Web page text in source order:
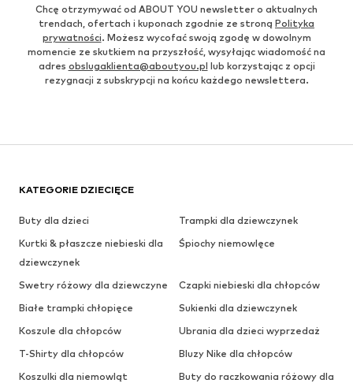
Chcę otrzymywać od ABOUT YOU newsletter o aktualnych
trendach, ofertach i kuponach zgodnie ze stroną Polityka
prywatności. Możesz wycofać swoją zgodę w dowolnym
momencie ze skutkiem na przyszłość, wysyłając wiadomość na
adres obslugaklienta@aboutyou.pl lub korzystając z opcji
rezygnacji z subskrypcji na końcu każdego newslettera.
KATEGORIE DZIECIĘCE
Buty dla dzieci
Trampki dla dziewczynek
Kurtki & płaszcze niebieski dla
dziewczynek
Śpiochy niemowlęce
Swetry różowy dla dziewczyne
Czapki niebieski dla chłopców
Białe trampki chłopięce
Sukienki dla dziewczynek
Koszule dla chłopców
Ubrania dla dzieci wyprzedaż
T-Shirty dla chłopców
Bluzy Nike dla chłopców
Koszulki dla niemowląt
Buty do raczkowania różowy dla